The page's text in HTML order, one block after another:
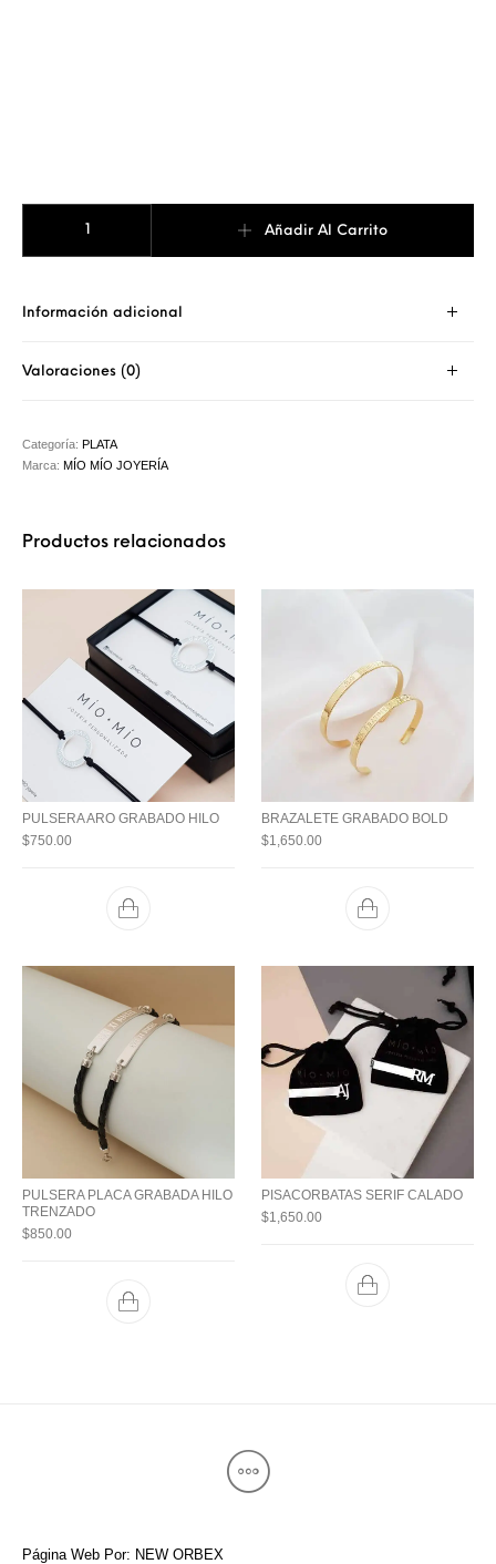
Añadir Al Carrito
Información adicional
Valoraciones (0)
Categoría: PLATA
Marca: MÍO MÍO JOYERÍA
Productos relacionados
PULSERA ARO GRABADO HILO
$750.00
BRAZALETE GRABADO BOLD
$1,650.00
PULSERA PLACA GRABADA HILO
TRENZADO
$850.00
PISACORBATAS SERIF CALADO
$1,650.00
Página Web Por: NEW ORBEX